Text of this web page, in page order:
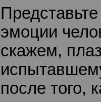
эмоции
скажем,
после того,